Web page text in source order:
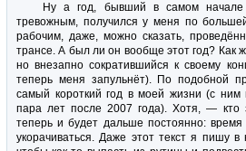
Ну а год, бывший в самом начале
тревожным, получился у меня по
рабочим, даже, можно сказать,
трансе. А был ли он вообще этот год? Как
но внезапно сократившийся к своему
теперь меня запульнёт). По подобной
самый короткий год в моей жизни (с ним
пара лет после 2007 года). Хотя, —
теперь и будет дальше постоянно: время
укорачиваться. Даже этот текст я пишу